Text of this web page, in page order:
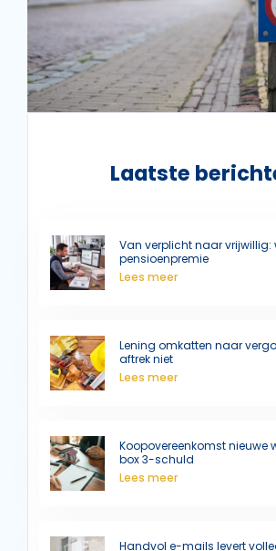
Laatste
Van verplicht naar vrijwillig:
pensioenpremie
Lees meer
Lening omkatten naar
aftrek niet
Lees meer
Koopovereenkomst nieuwe
box 3-schuld
Lees meer
Handvol e-mails levert